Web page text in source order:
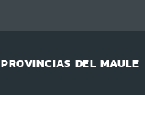
PROVINCIAS DEL MAULE